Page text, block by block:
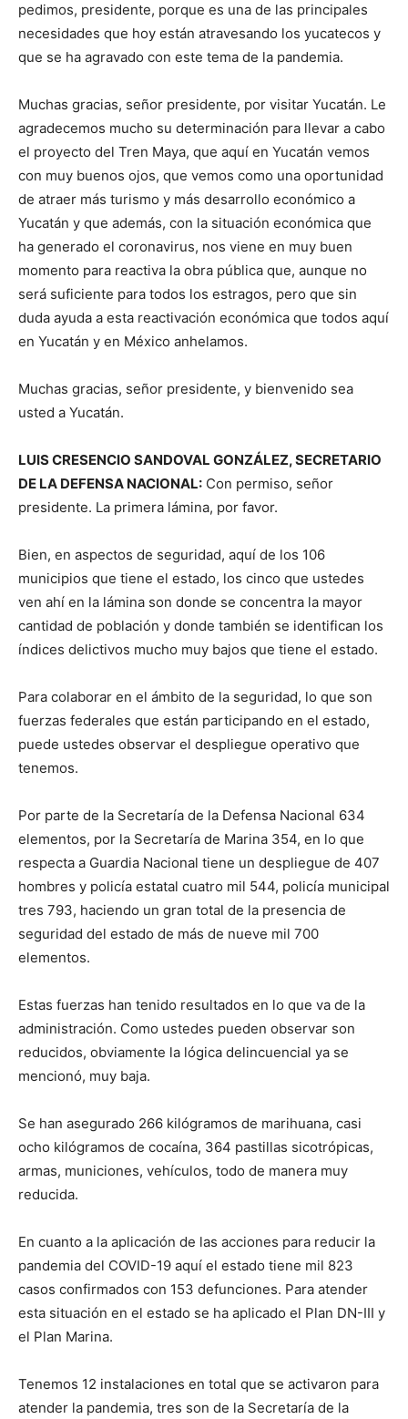
pedimos, presidente, porque es una de las principales
necesidades que hoy están atravesando los yucatecos y
que se ha agravado con este tema de la pandemia.
Muchas gracias, señor presidente, por visitar Yucatán. Le
agradecemos mucho su determinación para llevar a cabo
el proyecto del Tren Maya, que aquí en Yucatán vemos
con muy buenos ojos, que vemos como una oportunidad
de atraer más turismo y más desarrollo económico a
Yucatán y que además, con la situación económica que
ha generado el coronavirus, nos viene en muy buen
momento para reactiva la obra pública que, aunque no
será suficiente para todos los estragos, pero que sin
duda ayuda a esta reactivación económica que todos aquí
en Yucatán y en México anhelamos.
Muchas gracias, señor presidente, y bienvenido sea
usted a Yucatán.
LUIS CRESENCIO SANDOVAL GONZÁLEZ, SECRETARIO
DE LA DEFENSA NACIONAL: Con permiso, señor
presidente. La primera lámina, por favor.
Bien, en aspectos de seguridad, aquí de los 106
municipios que tiene el estado, los cinco que ustedes
ven ahí en la lámina son donde se concentra la mayor
cantidad de población y donde también se identifican los
índices delictivos mucho muy bajos que tiene el estado.
Para colaborar en el ámbito de la seguridad, lo que son
fuerzas federales que están participando en el estado,
puede ustedes observar el despliegue operativo que
tenemos.
Por parte de la Secretaría de la Defensa Nacional 634
elementos, por la Secretaría de Marina 354, en lo que
respecta a Guardia Nacional tiene un despliegue de 407
hombres y policía estatal cuatro mil 544, policía municipal
tres 793, haciendo un gran total de la presencia de
seguridad del estado de más de nueve mil 700
elementos.
Estas fuerzas han tenido resultados en lo que va de la
administración. Como ustedes pueden observar son
reducidos, obviamente la lógica delincuencial ya se
mencionó, muy baja.
Se han asegurado 266 kilógramos de marihuana, casi
ocho kilógramos de cocaína, 364 pastillas sicotrópicas,
armas, municiones, vehículos, todo de manera muy
reducida.
En cuanto a la aplicación de las acciones para reducir la
pandemia del COVID-19 aquí el estado tiene mil 823
casos confirmados con 153 defunciones. Para atender
esta situación en el estado se ha aplicado el Plan DN-III y
el Plan Marina.
Tenemos 12 instalaciones en total que se activaron para
atender la pandemia, tres son de la Secretaría de la